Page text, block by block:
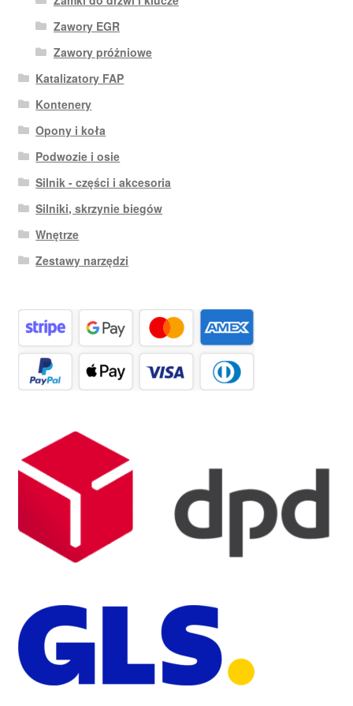
Zawory EGR
Zawory próżniowe
Katalizatory FAP
Kontenery
Opony i koła
Podwozie i osie
Silnik - części i akcesoria
Silniki, skrzynie biegów
Wnętrze
Zestawy narzędzi